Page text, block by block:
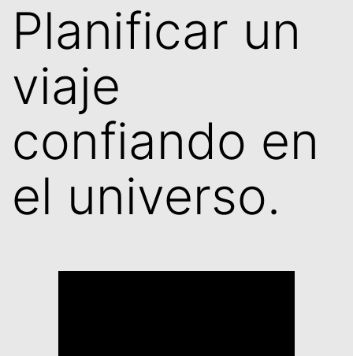
Planificar un
viaje
confiando en
el universo.